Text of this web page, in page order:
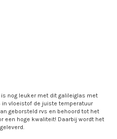
nog leuker met dit galileiglas met
vloeistof de juiste temperatuur
geborsteld rvs en behoord tot het
een hoge kwaliteit! Daarbij wordt het